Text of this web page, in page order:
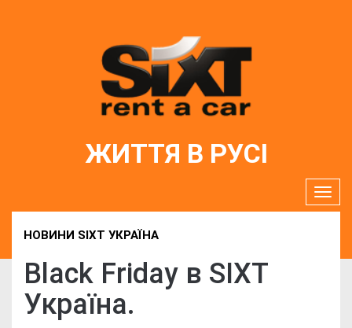
ЖИТТЯ В РУСІ
НОВИНИ SIXT УКРАЇНА
Black Friday в SIXT
Україна.